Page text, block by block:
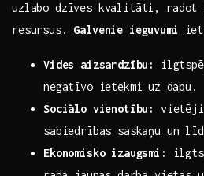
uzlabo dzīves kvalitāti, radot
resursus. Galvenie ieguvumi
Vides aizsardzību:
negatīvo ietekmi‍ uz ⁤dabu.
Sociālo vienotību:
sabiedrības saskaņu un
Ekonomisko‍ izaugsmi: